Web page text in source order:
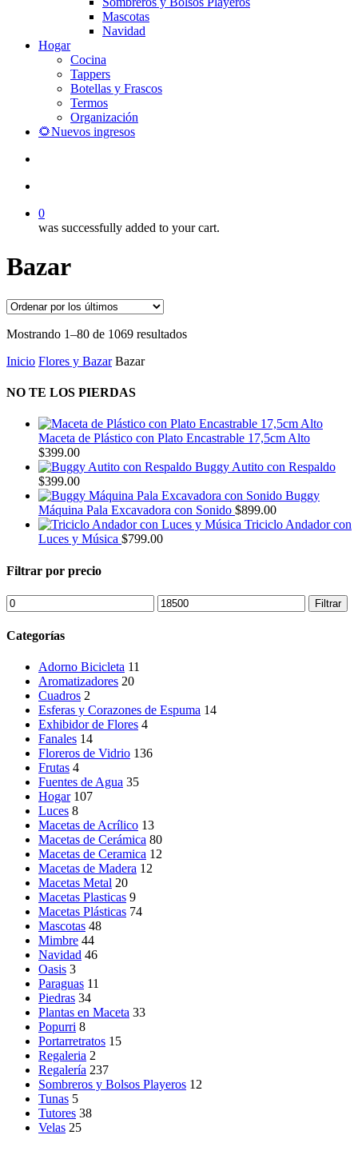
Mascotas
Navidad
Hogar
Cocina
Tappers
Botellas y Frascos
Termos
Organización
🌻Nuevos ingresos
0
was successfully added to your cart.
Bazar
Mostrando 1–80 de 1069 resultadosOrdenado
Inicio Flores y Bazar Bazar
NO TE LOS PIERDAS
Maceta de Plástico con Plato Encastrable 17,5cm Alto
$399.00
Buggy Autito con Respaldo
$399.00
Buggy
Máquina Pala Excavadora con Sonido $899.00
Triciclo Andador con
Luces y Música $799.00
Filtrar por precio
Precio
mínimo
Precio
máximo
Filtrar
Categorías
Adorno Bicicleta 11
Aromatizadores 20
Cuadros 2
Esferas y Corazones de Espuma 14
Exhibidor de Flores 4
Fanales 14
Floreros de Vidrio 136
Frutas 4
Fuentes de Agua 35
Hogar 107
Luces 8
Macetas de Acrílico 13
Macetas de Cerámica 80
Macetas de Ceramica 12
Macetas de Madera 12
Macetas Metal 20
Macetas Plasticas 9
Macetas Plásticas 74
Mascotas 48
Mimbre 44
Navidad 46
Oasis 3
Paraguas 11
Piedras 34
Plantas en Maceta 33
Popurri 8
Portarretratos 15
Regaleria 2
Regalería 237
Sombreros y Bolsos Playeros 12
Tunas 5
Tutores 38
Velas 25